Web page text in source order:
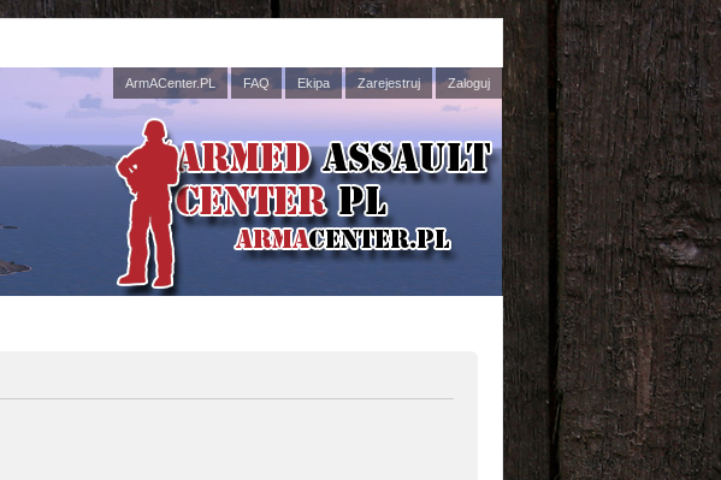
ArmACenter.PL FAQ Ekipa Zarejestruj Zaloguj